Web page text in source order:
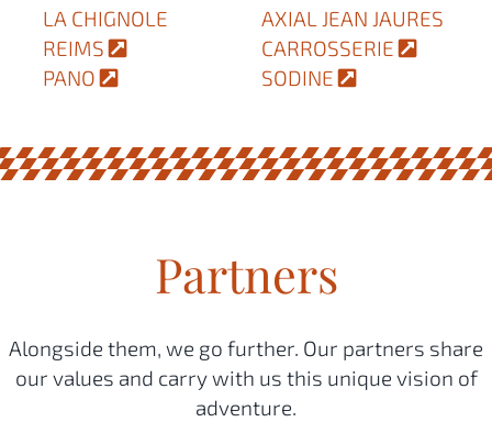
LA CHIGNOLE
REIMS
AXIAL JEAN JAURES
CARROSSERIE
PANO
SODINE
Partners
Alongside them, we go further. Our partners share
our values and carry with us this unique vision of
adventure.